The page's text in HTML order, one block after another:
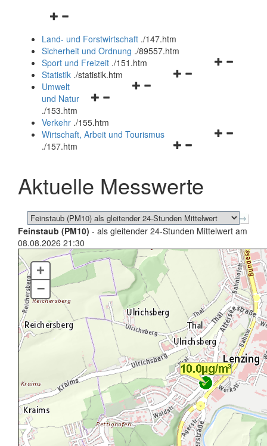
Navigationsmenü
und
schließen
Land- und Forstwirtschaft ./147.htm
Sicherheit und Ordnung ./89557.htm
Navigationsmenü
Sport und Freizeit ./151.htm
Navigationsmenü
Statistik ./statistik.htm
Navigationsmenü
und
schließen
Umwelt
und Natur
./153.htm
Verkehr ./155.htm
Navigationsmenü
schließen
Wirtschaft, Arbeit und Tourismus
./157.htm
Aktuelle Messwerte
Feinstaub (PM10) - als gleitender 24-Stunden Mittelwert am
08.08.2026 21:30
+
–